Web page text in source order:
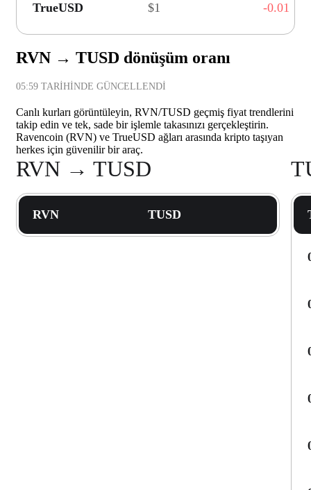
TrueUSD $1 -0.01
RVN → TUSD dönüşüm oranı
05:59 TARIHINDE GÜNCELLENDI
Canlı kurları görüntüleyin, RVN/TUSD geçmiş fiyat trendlerini
takip edin ve tek, sade bir işlemle takasınızı gerçekleştirin.
Ravencoin (RVN) ve TrueUSD ağları arasında kripto taşıyan
herkes için güvenilir bir araç.
RVN → TUSD
RVN TUSD